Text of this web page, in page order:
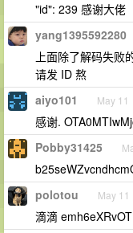
"id": 239 感谢大佬
yang1395592280
上面除了解码失败
请发 ID 熬
aiyo101 May 11
感谢.
Pobby31425
polotou May 11
滴滴